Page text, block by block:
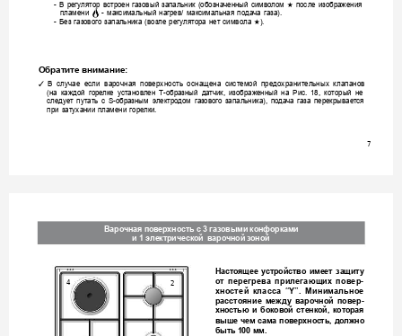
- В регулятор встроен газовый запальник (обозначенный символом ★ после изображения
пламени
- максимальный нагрев/ максимальная подача газа).
- Без газового запальника (возле регулятора нет символа ★ ).
Обратите внимание:
✓ В случае есл и вароч ная пове рхность оснащена системой предох ра нительн ых клапанов
(на каждой горелке установлен Т-образный датчик, изображенный на Рис. 18, который
не
следует путать с S-образным электродом газового запальника), подача газа перекрывается
при затухании пламени горелки.
7
Варочная поверхность с 3 газовыми конфорками
и 1 электрической  варочной зоной
Настоящее устройство имеет защиту
4 от перегрева прилегающих повер-
2
хностей класса “Y” Минимальное
расстояние между варочной повер-
хностью и боковой стенкой, которая
выше чем сама поверхность, должно
быть 100 мм.